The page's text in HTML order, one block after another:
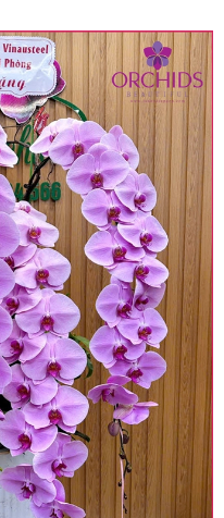
trong nội thành,
yêu cầu khách
với các cửa hàng
hoa tận nơi, mỗi
nhau (tùy vào chi
nên giá có thể sẽ
website. Khách
chủ động hỏi lại
sẽ chủ động báo giá
hàng cụ thể.